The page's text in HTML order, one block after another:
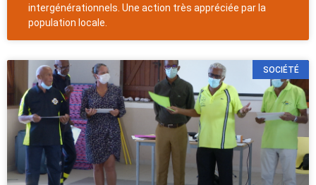
intergénérationnels. Une action très appréciée par la
population locale.
SOCIÉTÉ